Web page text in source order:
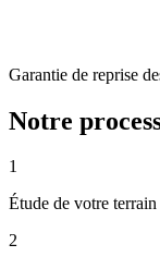
Garantie de reprise
Notre
1
Étude de votre terrain
2